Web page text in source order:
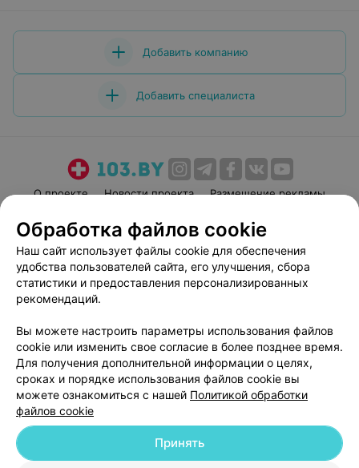
Добавить компанию
Добавить специалиста
О проекте Новости проекта
Размещение рекламы
Пользовательское соглашение
Способы оплаты
Вакансии
Партнеры
Написать руководителю 103.by
Персональные настройки cookie
Обработка персональных данных
© 2026 ООО «Артокс Лаб», УНП 191700409| 220012, Республика Беларусь,
Обработка файлов cookie
Наш сайт использует файлы cookie для обеспечения
удобства пользователей сайта, его улучшения, сбора
статистики и предоставления персонализированных
рекомендаций.
Вы можете настроить параметры использования файлов
cookie или изменить свое согласие в более позднее время.
Для получения дополнительной информации о целях,
сроках и порядке использования файлов cookie вы
можете ознакомиться с нашей Политикой обработки
файлов cookie
Принять